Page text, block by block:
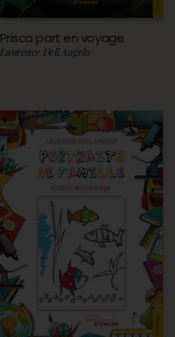
Prisca part en voyage
Laurence Dell Angelo